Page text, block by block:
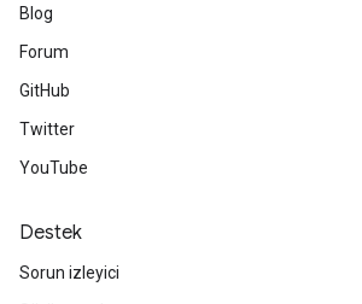
Blog
Forum
GitHub
Twitter
YouTube
Destek
Sorun izleyici